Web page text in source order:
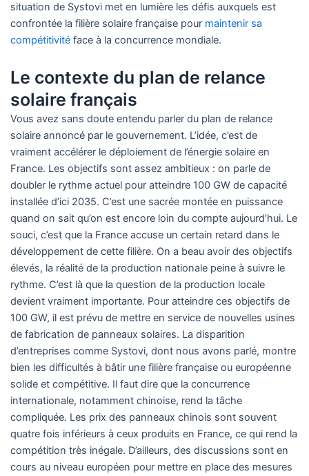
situation de Systovi met en lumière les défis auxquels est
confrontée la filière solaire française pour maintenir sa
compétitivitéface à la concurrence mondiale.
Le contexte du plan de relance
solaire français
Vous avez sans doute entendu parler du plan de relance
solaire annoncé par le gouvernement. L’idée, c’est de
vraiment accélérer le déploiement de l’énergie solaire en
France. Les objectifs sont assez ambitieux : on parle de
doubler le rythme actuel pour atteindre 100 GW de capacité
installée d’ici 2035. C’est une sacrée montée en puissance
quand on sait qu’on est encore loin du compte aujourd’hui. Le
souci, c’est que la France accuse un certain retard dans le
développement de cette filière. On a beau avoir des objectifs
élevés, la réalité de la production nationale peine à suivre le
rythme. C’est là que la question de la production locale
devient vraiment importante. Pour atteindre ces objectifs de
100 GW, il est prévu de mettre en service de nouvelles usines
de fabrication de panneaux solaires. La disparition
d’entreprises comme Systovi, dont nous avons parlé, montre
bien les difficultés à bâtir une filière française ou européenne
solide et compétitive. Il faut dire que la concurrence
internationale, notamment chinoise, rend la tâche
compliquée. Les prix des panneaux chinois sont souvent
quatre fois inférieurs à ceux produits en France, ce qui rend la
compétition très inégale. D’ailleurs, des discussions sont en
cours au niveau européen pour mettre en place des mesures